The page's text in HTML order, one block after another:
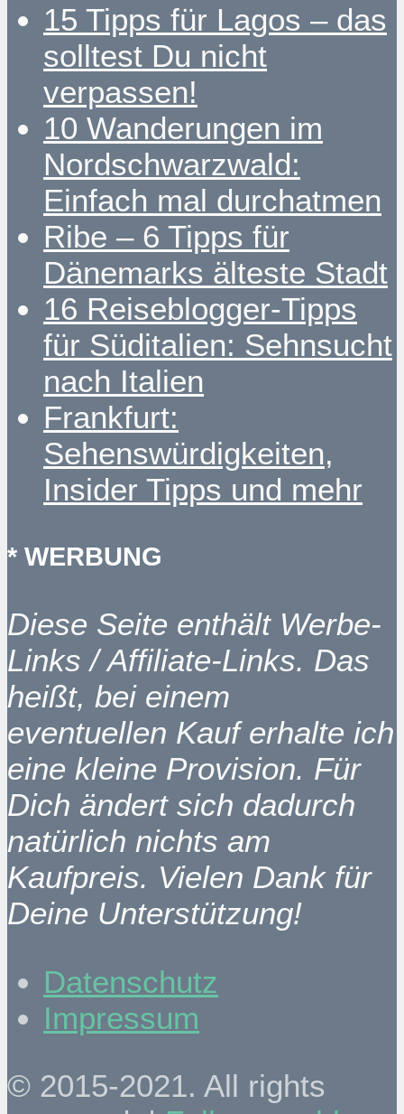
15 Tipps für Lagos – das
solltest Du nicht
verpassen!
10 Wanderungen im
Nordschwarzwald:
Einfach mal durchatmen
Ribe – 6 Tipps für
Dänemarks älteste Stadt
16 Reiseblogger-Tipps
für Süditalien: Sehnsucht
nach Italien
Frankfurt:
Sehenswürdigkeiten,
Insider Tipps und mehr
* WERBUNG
Diese Seite enthält Werbe-
Links / Affiliate-Links. Das
heißt, bei einem
eventuellen Kauf erhalte ich
eine kleine Provision. Für
Dich ändert sich dadurch
natürlich nichts am
Kaufpreis. Vielen Dank für
Deine Unterstützung!
Datenschutz
Impressum
© 2015-2021. All rights